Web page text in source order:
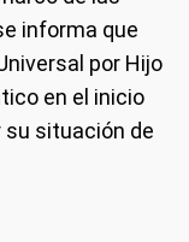
informa que
por Hijo
en el inicio
su situación de